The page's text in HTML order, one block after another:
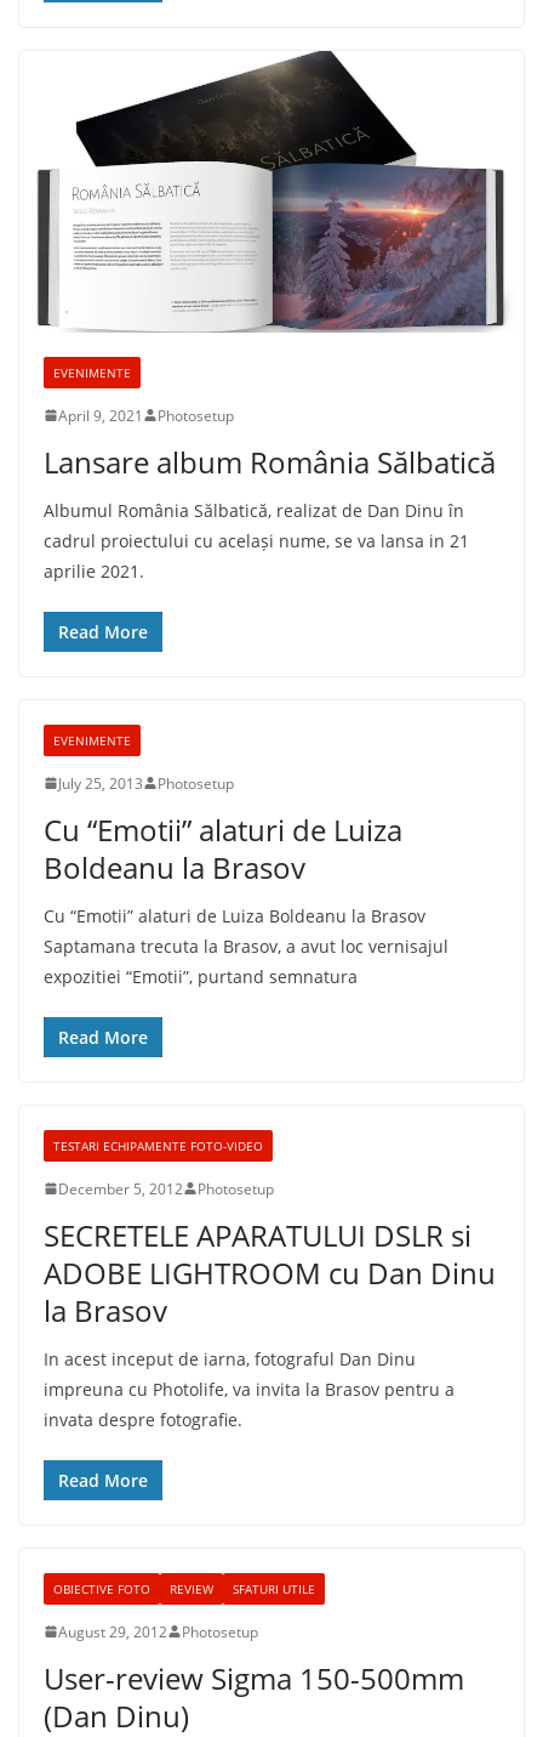
EVENIMENTE
April 9, 2021 Photosetup
Lansare album România Sălbatică
Albumul România Sălbatică, realizat de Dan Dinu în
cadrul proiectului cu același nume, se va lansa in 21
aprilie 2021.
Read More
EVENIMENTE
July 25, 2013 Photosetup
Cu “Emotii” alaturi de Luiza
Boldeanu la Brasov
Cu “Emotii” alaturi de Luiza Boldeanu la Brasov
Saptamana trecuta la Brasov, a avut loc vernisajul
expozitiei “Emotii”, purtand semnatura
Read More
TESTARI ECHIPAMENTE FOTO-VIDEO
December 5, 2012 Photosetup
SECRETELE APARATULUI DSLR si
ADOBE LIGHTROOM cu Dan Dinu
la Brasov
In acest inceput de iarna, fotograful Dan Dinu
impreuna cu Photolife, va invita la Brasov pentru a
invata despre fotografie.
Read More
OBIECTIVE FOTO REVIEW SFATURI UTILE
August 29, 2012 Photosetup
User-review Sigma 150-500mm
(Dan Dinu)